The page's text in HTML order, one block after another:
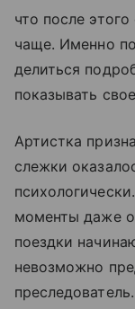
что после
чаще. Именно
делиться
показывать
Артистка
слежки
моменты даже
поездки
невозможно
преследователь.